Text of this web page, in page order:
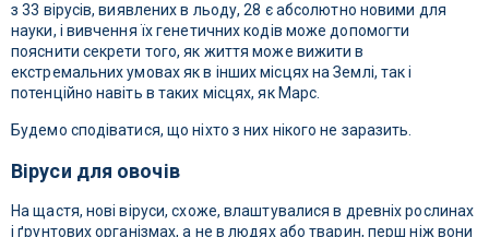
з 33 вірусів, виявлених в льоду, 28 є абсолютно новими для
науки, і вивчення їх генетичних кодів може допомогти
пояснити секрети того, як життя може вижити в
екстремальних умовах як в інших місцях на Землі, так і
потенційно навіть в таких місцях, як Марс.
Будемо сподіватися, що ніхто з них нікого не заразить.
Віруси для овочів
На щастя, нові віруси, схоже, влаштувалися в древніх рослинах
і ґрунтових організмах, а не в людях або тварин, перш ніж вони